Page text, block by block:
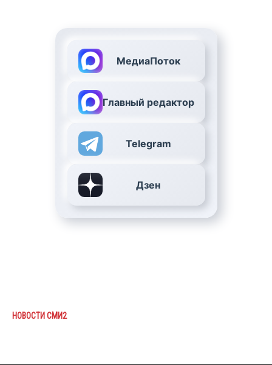
МедиаПоток
Главный редактор
Telegram
Дзен
НОВОСТИ СМИ2